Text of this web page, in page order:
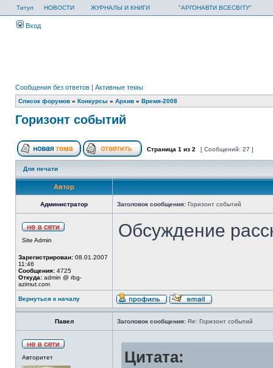
Титул НОВОСТИ ЖУРНАЛЫ И КНИГИ "АРГОНАВТИ ВСЕСВІТУ"
Вход
Сообщения без ответов | Активные темы
Список форумов » Конкурсы » Архив » Время-2008
Горизонт событий
Страница 1 из 2 [ Сообщений: 27 ]
Для печати
Автор
Администратор Заголовок сообщения: Горизонт событий
Site Admin
Зарегистрирован: 08.01.2007
11:46
Сообщения: 4725
Откуда: admin @ rbg-
azimut.com
Обсуждение
Вернуться к началу
Павел Заголовок сообщения: Re: Горизонт событий
Авторитет Цитата: